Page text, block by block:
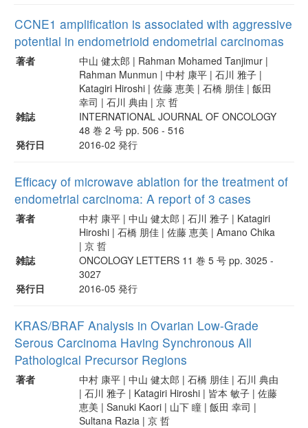
CCNE1 amplification is associated with aggressive
potential in endometrioid endometrial carcinomas
著者
中山 健太郎 | Rahman Mohamed Tanjimur |
Rahman Munmun | 中村 康平 | 石川 雅子 |
Katagiri Hiroshi | 佐藤 恵美 | 石橋 朋佳 | 飯田
幸司 | 石川 典由 | 京 哲
雑誌
INTERNATIONAL JOURNAL OF ONCOLOGY
48 巻 2 号 pp. 506 - 516
発行日
2016-02 発行
Efficacy of microwave ablation for the treatment of
endometrial carcinoma: A report of 3 cases
著者
中村 康平 | 中山 健太郎 | 石川 雅子 | Katagiri
Hiroshi | 石橋 朋佳 | 佐藤 恵美 | Amano Chika
| 京 哲
雑誌
ONCOLOGY LETTERS 11 巻 5 号 pp. 3025 -
3027
発行日
2016-05 発行
KRAS/BRAF Analysis in Ovarian Low-Grade
Serous Carcinoma Having Synchronous All
Pathological Precursor Regions
著者
中村 康平 | 中山 健太郎 | 石橋 朋佳 | 石川 典由
| 石川 雅子 | Katagiri Hiroshi | 皆本 敏子 | 佐藤
恵美 | Sanuki Kaori | 山下 瞳 | 飯田 幸司 |
Sultana Razia | 京 哲